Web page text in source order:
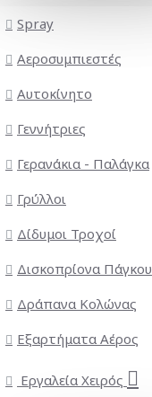
Spray
Αεροσυμπιεστές
Αυτοκίνητο
Γεννήτριες
Γερανάκια - Παλάγκα
Γρύλλοι
Δίδυμοι Τροχοί
Δισκοπρίονα Πάγκου
Δράπανα Κολώνας
Εξαρτήματα Αέρος
Εργαλεία Χειρός